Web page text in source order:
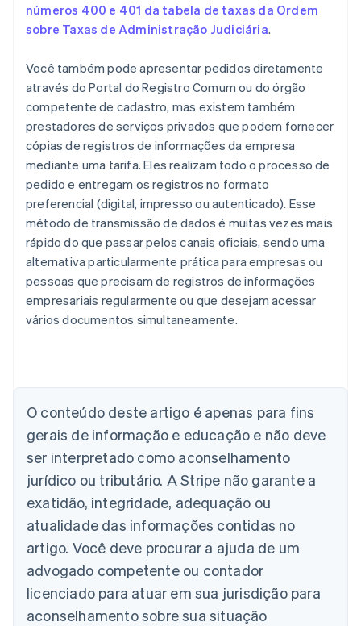
números 400 e 401 da tabela de taxas da Ordem
sobre Taxas de Administração Judiciária.
Você também pode apresentar pedidos diretamente
através do Portal do Registro Comum ou do órgão
competente de cadastro, mas existem também
prestadores de serviços privados que podem fornecer
cópias de registros de informações da empresa
mediante uma tarifa. Eles realizam todo o processo de
pedido e entregam os registros no formato
preferencial (digital, impresso ou autenticado). Esse
método de transmissão de dados é muitas vezes mais
rápido do que passar pelos canais oficiais, sendo uma
alternativa particularmente prática para empresas ou
pessoas que precisam de registros de informações
empresariais regularmente ou que desejam acessar
vários documentos simultaneamente.
O conteúdo deste artigo é apenas para fins
gerais de informação e educação e não deve
ser interpretado como aconselhamento
jurídico ou tributário. A Stripe não garante a
exatidão, integridade, adequação ou
atualidade das informações contidas no
artigo. Você deve procurar a ajuda de um
advogado competente ou contador
licenciado para atuar em sua jurisdição para
aconselhamento sobre sua situação
Deutsch English
Austrália
Áustria
DeutschEnglish
Bélgica
Nederlands FrançaisDeutschEnglish
Brasil
Português English
Bulgária
English
Canadá